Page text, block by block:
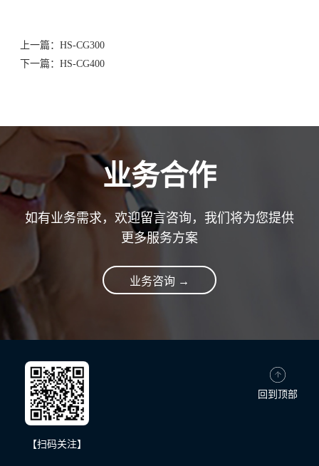
上一篇： HS-CG300
下一篇： HS-CG400
业务合作
如有业务需求，欢迎留言咨询，我们将为您提供
更多服务方案
业务咨询 →
【扫码关注】
回到顶部